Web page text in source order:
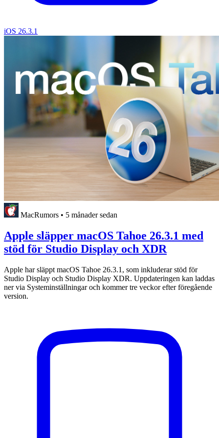
iOS 26.3.1
MacRumors • 5 månader sedan
Apple släpper macOS Tahoe 26.3.1 med
stöd för Studio Display och XDR
Apple har släppt macOS Tahoe 26.3.1, som inkluderar stöd för
Studio Display och Studio Display XDR. Uppdateringen kan laddas
ner via Systeminställningar och kommer tre veckor efter föregående
version.